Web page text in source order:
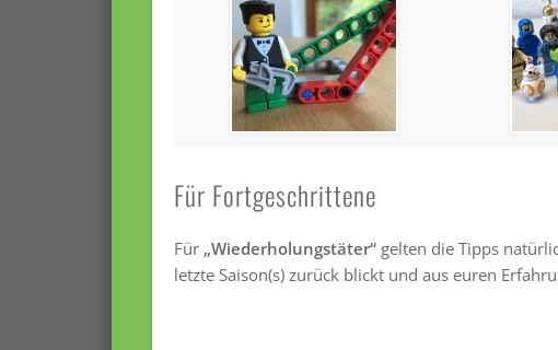
Für Fortgeschrittene
Für „Wiederholungstäter“gelten die Tipps
letzte Saison(s) zurück blickt und aus euren